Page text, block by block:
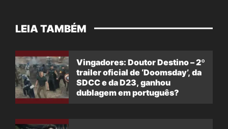
LEIA TAMBÉM
Vingadores: Doutor Destino – 2º
trailer oficial de ‘Doomsday’, da
SDCC e da D23, ganhou
dublagem em português?